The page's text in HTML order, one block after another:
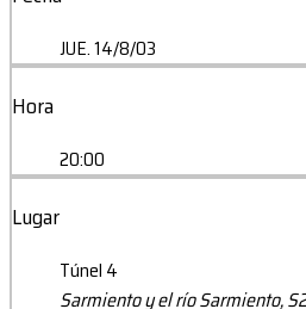
JUE. 14/8/03
Hora
20:00
Lugar
Túnel 4
Sarmiento y el río Sarmiento,